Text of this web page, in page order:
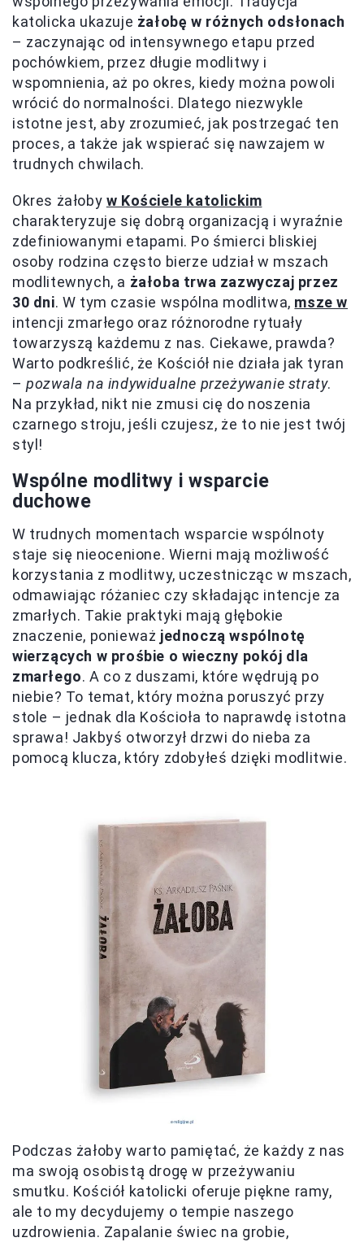
katolicka ukazuje żałobę w różnych odsłonach
– zaczynając od intensywnego etapu przed
pochówkiem, przez długie modlitwy i
wspomnienia, aż po okres, kiedy można powoli
wrócić do normalności. Dlatego niezwykle
istotne jest, aby zrozumieć, jak postrzegać ten
proces, a także jak wspierać się nawzajem w
trudnych chwilach.
Okres żałoby w Kościele katolickim
charakteryzuje się dobrą organizacją i wyraźnie
zdefiniowanymi etapami. Po śmierci bliskiej
osoby rodzina często bierze udział w mszach
modlitewnych, a żałoba trwa zazwyczaj przez
30 dni. W tym czasie wspólna modlitwa, msze w
intencji zmarłego oraz różnorodne rytuały
towarzyszą każdemu z nas. Ciekawe, prawda?
Warto podkreślić, że Kościół nie działa jak tyran
–pozwala na indywidualne przeżywanie straty.
Na przykład, nikt nie zmusi cię do noszenia
czarnego stroju, jeśli czujesz, że to nie jest twój
styl!
Wspólne modlitwy i wsparcie
duchowe
W trudnych momentach wsparcie wspólnoty
staje się nieocenione. Wierni mają możliwość
korzystania z modlitwy, uczestnicząc w mszach,
odmawiając różaniec czy składając intencje za
zmarłych. Takie praktyki mają głębokie
znaczenie, ponieważ jednoczą wspólnotę
wierzących w prośbie o wieczny pokój dla
zmarłego. A co z duszami, które wędrują po
niebie? To temat, który można poruszyć przy
stole – jednak dla Kościoła to naprawdę istotna
sprawa! Jakbyś otworzył drzwi do nieba za
pomocą klucza, który zdobyłeś dzięki modlitwie.
Podczas żałoby warto pamiętać, że każdy z nas
ma swoją osobistą drogę w przeżywaniu
smutku. Kościół katolicki oferuje piękne ramy,
ale to my decydujemy o tempie naszego
uzdrowienia. Zapalanie świec na grobie,